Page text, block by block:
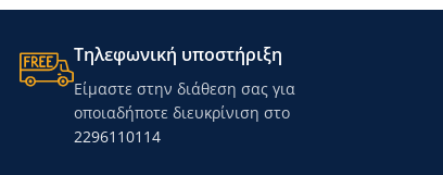
Τηλεφωνική υποστήριξη
Είμαστε στην διάθεση σας για
οποιαδήποτε διευκρίνιση στο
2296110114